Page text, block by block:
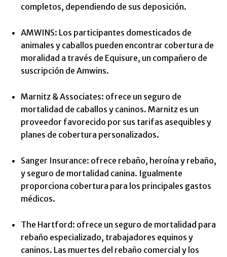
completos, dependiendo de sus deposición.
AMWINS: Los participantes domesticados de
animales y caballos pueden encontrar cobertura de
moralidad a través de Equisure, un compañero de
suscripción de Amwins.
Marnitz & Associates: ofrece un seguro de
mortalidad de caballos y caninos. Marnitz es un
proveedor favorecido por sus tarifas asequibles y
planes de cobertura personalizados.
Sanger Insurance: ofrece rebaño, heroína y rebaño,
y seguro de mortalidad canina. Igualmente
proporciona cobertura para los principales gastos
médicos.
The Hartford: ofrece un seguro de mortalidad para
rebaño especializado, trabajadores equinos y
caninos. Las muertes del rebaño comercial y los